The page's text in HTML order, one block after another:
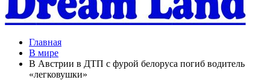
Главная
В мире
В Австрии в ДТП с фурой белоруса погиб водитель
«легковушки»